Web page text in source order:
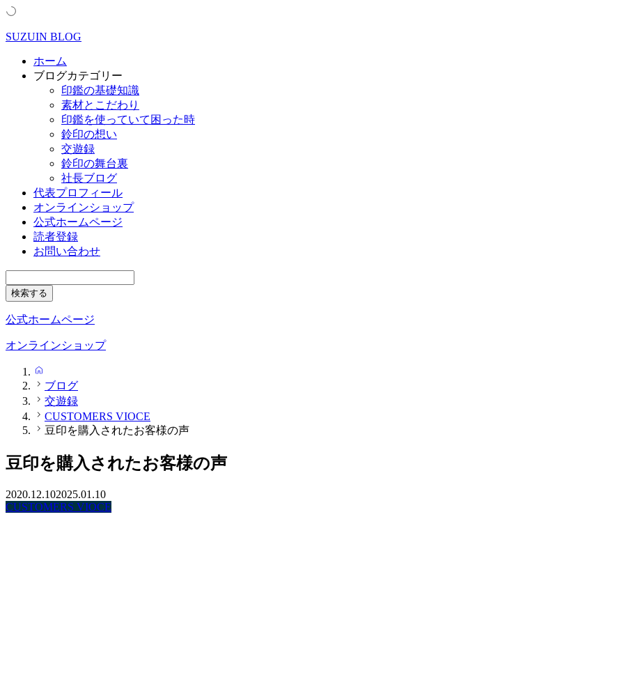
SUZUIN BLOG
ホーム
ブログカテゴリー
印鑑の基礎知識
素材とこだわり
印鑑を使っていて困った時
鈴印の想い
交遊録
鈴印の舞台裏
社長ブログ
代表プロフィール
オンラインショップ
公式ホームページ
読者登録
お問い合わせ
公式ホームページ
オンラインショップ
ブログ
交遊録
CUSTOMERS VIOCE
豆印を購入されたお客様の声
豆印を購入されたお客様の声
2020.12.102025.01.10
CUSTOMERS VIOCE